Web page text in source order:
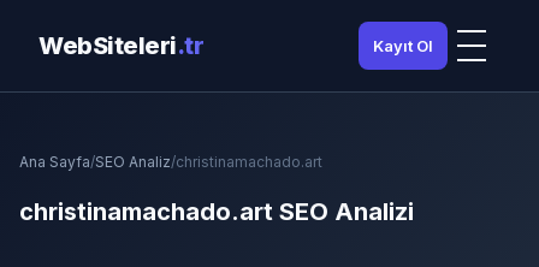
WebSiteleri.tr Kayıt Ol
Ana Sayfa/SEO Analiz/christinamachado.art
christinamachado.art SEO Analizi